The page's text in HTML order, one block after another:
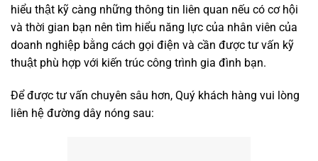
hiểu thật kỹ càng những thông tin liên quan nếu có cơ hội
và thời gian bạn nên tìm hiểu năng lực của nhân viên của
doanh nghiệp bằng cách gọi điện và cần được tư vấn kỹ
thuật phù hợp với kiến trúc công trình gia đình bạn.
Để được tư vấn chuyên sâu hơn, Quý khách hàng vui lòng
liên hệ đường dây nóng sau: